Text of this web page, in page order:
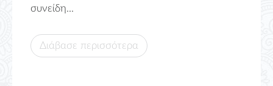
συνείδη...
Διάβασε περισσότερα